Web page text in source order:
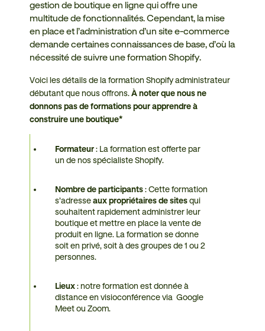
gestion de boutique en ligne qui offre une
multitude de fonctionnalités. Cependant, la mise
en place et l’administration d’un site e-commerce
demande certaines connaissances de base, d’où la
nécessité de suivre une formation Shopify.
Voici les détails de la formation Shopify administrateur
débutant que nous offrons.À noter que nous ne
donnons pas de formations pour apprendre à
construire une boutique*
Formateur: La formation est offerte par
un de nos spécialiste Shopify.
Nombre de participants: Cette formation
s’adresseaux propriétaires de sitesqui
souhaitent rapidement administrer leur
boutique et mettre en place la vente de
produit en ligne. La formation se donne
soit en privé, soit à des groupes de 1 ou 2
personnes.
Lieux: notre formation est donnée à
distance en visioconférence via Google
Meet ou Zoom.